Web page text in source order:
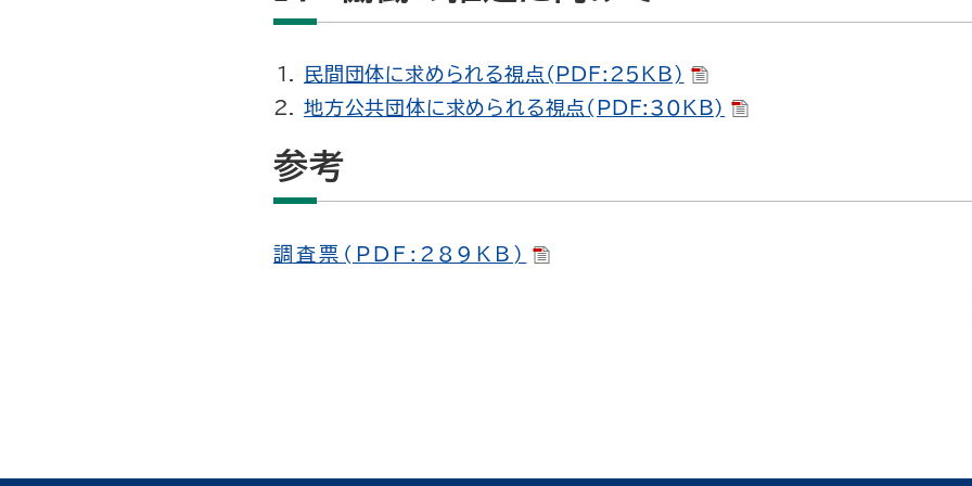
民間団体に求められる視点(PDF:25KB)
地方公共団体に求められる視点(PDF:30KB)
参考
調査票(PDF:289KB)